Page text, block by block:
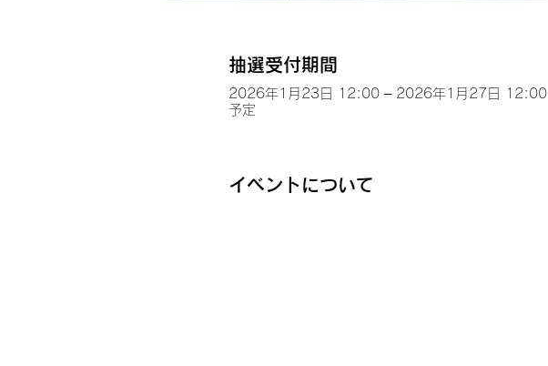
抽選受付期間
2026年1月23日 12:00 – 2026年1月27日 12:00
予定
イベントについて